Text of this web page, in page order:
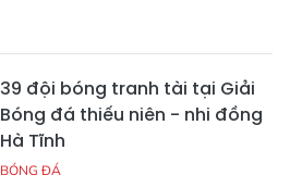
39 đội bóng tranh tài tại Giải
Bóng đá thiếu niên - nhi đồng
Hà Tĩnh
BÓNG ĐÁ